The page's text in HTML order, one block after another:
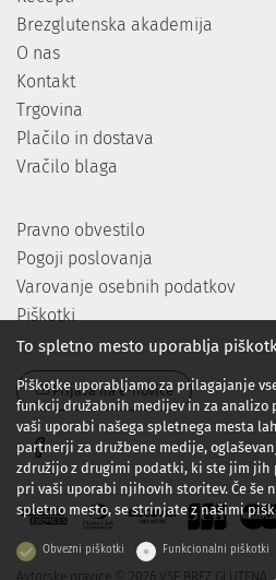
Brezglutenska akademija
O nas
Kontakt
Trgovina
Plačilo in dostava
Vračilo blaga
Pravno obvestilo
Pogoji poslovanja
Varovanje osebnih podatkov
Piškotki
Prijava na e-novice
Avtorske pravice © 2026 VSE BREZ GLUTENA
To spletno mesto uporablja
Piškotke uporabljamo za prilagajanje
funkcij družabnih medijev in za analizo
vaši uporabi našega spletnega mesta
partnerji za družbene medije,
združijo z drugimi podatki, ki ste jim
pri vaši uporabi njihovih storitev. Če še
spletno mesto, se strinjate z našimi
Obvezni piškotki Funkcionalni piškotki